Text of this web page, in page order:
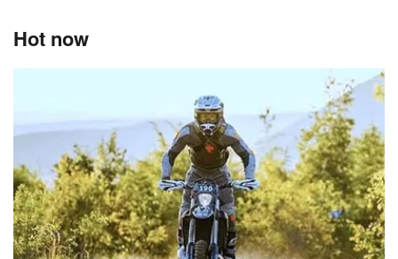
Hot now